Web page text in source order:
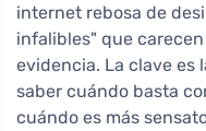
internet rebosa de
infalibles" que
evidencia. La clave es
saber cuándo basta
cuándo es más